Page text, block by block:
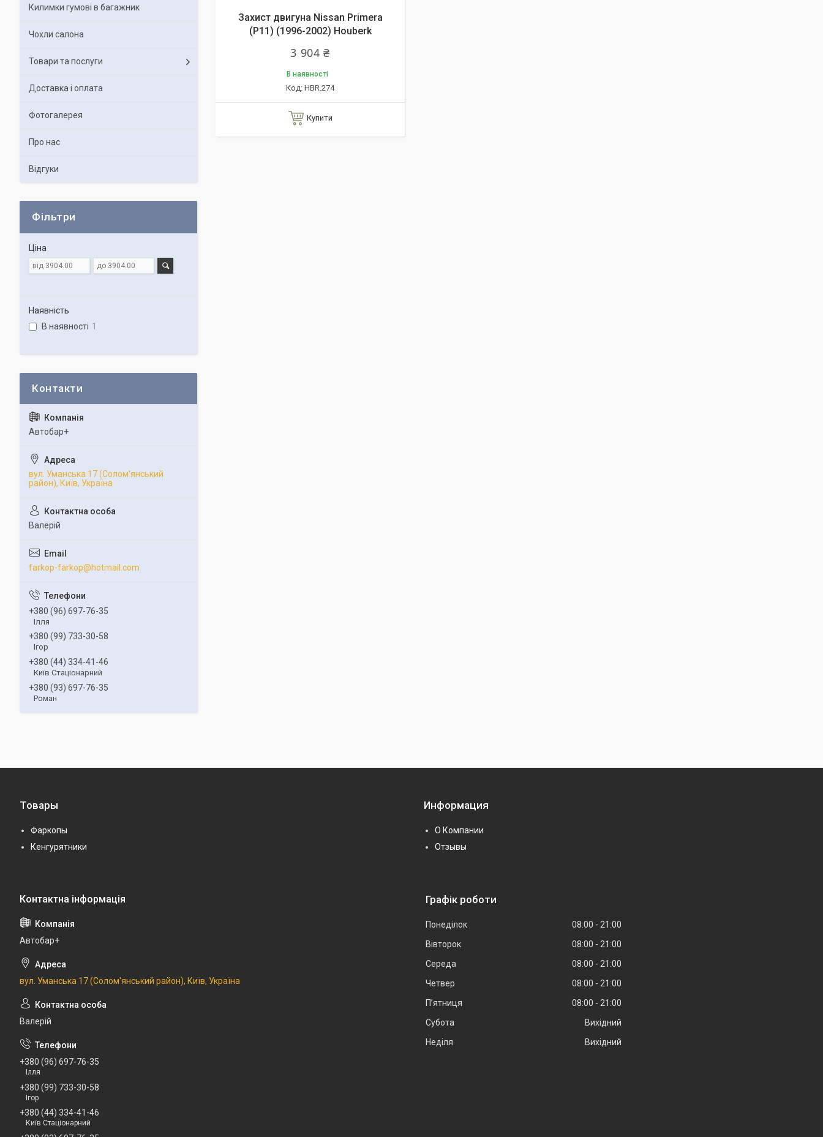
Захист двигуна Nissan Primera
(P11) (1996-2002) Houberk
3 904 ₴
В наявності
HBR.274
Купити
Килимки гумові в багажник
Чохли салона
Товари та послуги
Доставка і оплата
Фотогалерея
Про нас
Відгуки
Фільтри
Ціна
Наявність
В наявності 1
Автобар+
вул. Уманська 17 (Солом'янський
район), Київ, Україна
Валерій
farkop-farkop@hotmail.com
+380 (96) 697-76-35
Ілля
+380 (99) 733-30-58
Ігор
+380 (44) 334-41-46
Київ Стаціонарний
+380 (93) 697-76-35
Роман
Товары
Фаркопы
Кенгурятники
Информация
О Компании
Отзывы
Автобар+
вул. Уманська 17 (Солом'янський район), Київ, Україна
Валерій
+380 (96) 697-76-35
Ілля
+380 (99) 733-30-58
Ігор
+380 (44) 334-41-46
Київ Стаціонарний
Графік роботи
Понеділок 08:00
21:00
Вівторок
08:00
21:00
Середа
08:00
21:00
Четвер
08:00
21:00
Пʼятниця
08:00
21:00
Субота
Вихідний
Неділя
Вихідний